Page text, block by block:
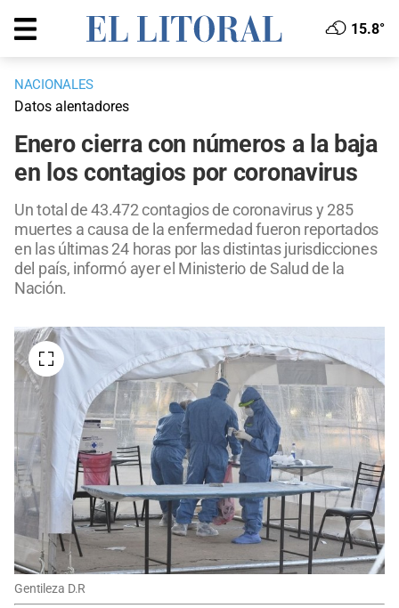
15.8°
NACIONALES
Datos alentadores
Enero cierra con números a la baja
en los contagios por coronavirus
Un total de 43.472 contagios de coronavirus y 285
muertes a causa de la enfermedad fueron reportados
en las últimas 24 horas por las distintas jurisdicciones
del país, informó ayer el Ministerio de Salud de la
Nación.
Gentileza D.R